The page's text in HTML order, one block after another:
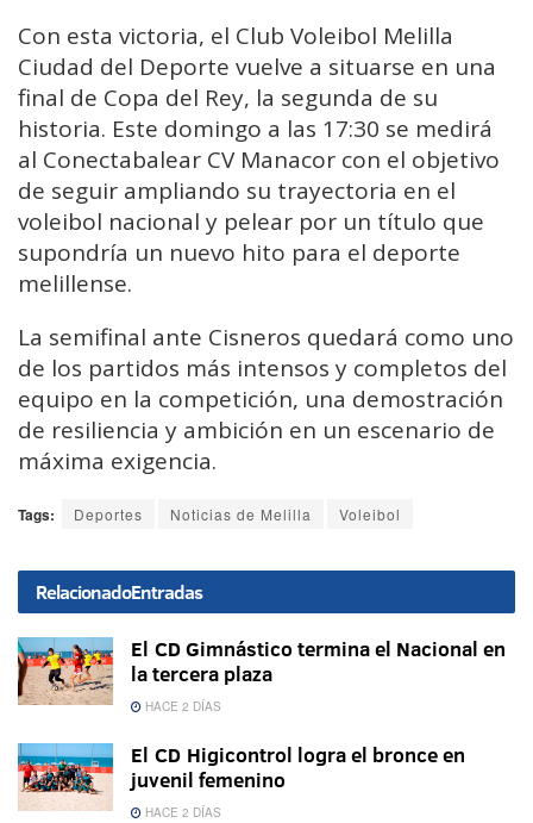
Con esta victoria, el Club Voleibol Melilla
Ciudad del Deporte vuelve a situarse en una
final de Copa del Rey, la segunda de su
historia. Este domingo a las 17:30 se medirá
al Conectabalear CV Manacor con el objetivo
de seguir ampliando su trayectoria en el
voleibol nacional y pelear por un título que
supondría un nuevo hito para el deporte
melillense.
La semifinal ante Cisneros quedará como uno
de los partidos más intensos y completos del
equipo en la competición, una demostración
de resiliencia y ambición en un escenario de
máxima exigencia.
Tags: Deportes Noticias de Melilla Voleibol
RelacionadoEntradas
El CD Gimnástico termina el Nacional en
la tercera plaza
HACE 2 DÍAS
El CD Higicontrol logra el bronce en
juvenil femenino
HACE 2 DÍAS